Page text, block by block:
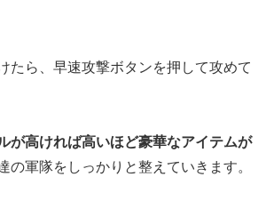
たら、早速攻撃ボタンを押して攻めて
が高ければ高いほど豪華なアイテムが
の軍隊をしっかりと整えていきます。